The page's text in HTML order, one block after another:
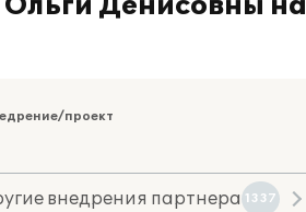
проект
внедрения партнера 1337